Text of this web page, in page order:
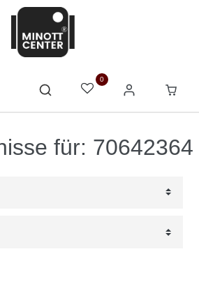
0
für: 70642364